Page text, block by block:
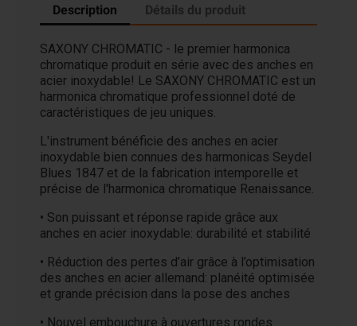
Description Détails du produit
SAXONY CHROMATIC - le premier harmonica
chromatique produit en série avec des anches en
acier inoxydable! Le SAXONY CHROMATIC est un
harmonica chromatique professionnel doté de
caractéristiques de jeu uniques.
L'instrument bénéficie des anches en acier
inoxydable bien connues des harmonicas Seydel
Blues 1847 et de la fabrication intemporelle et
précise de l'harmonica chromatique Renaissance.
• Son puissant et réponse rapide grâce aux
anches en acier inoxydable: durabilité et stabilité
• Réduction des pertes d’air grâce à l’optimisation
des anches en acier allemand: planéité optimisée
et grande précision dans la pose des anches
• Nouvel embouchure à ouvertures rondes